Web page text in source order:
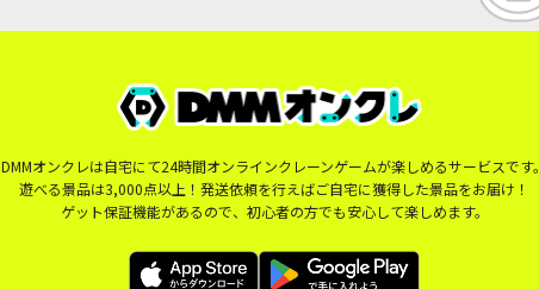
DMMオンクレは自宅にて24時間オンラインクレーンゲームが楽しめるサービスです。
遊べる景品は3,000点以上！発送依頼を行えばご自宅に獲得した景品をお届け！
ゲット保証機能があるので、初心者の方でも安心して楽しめます。